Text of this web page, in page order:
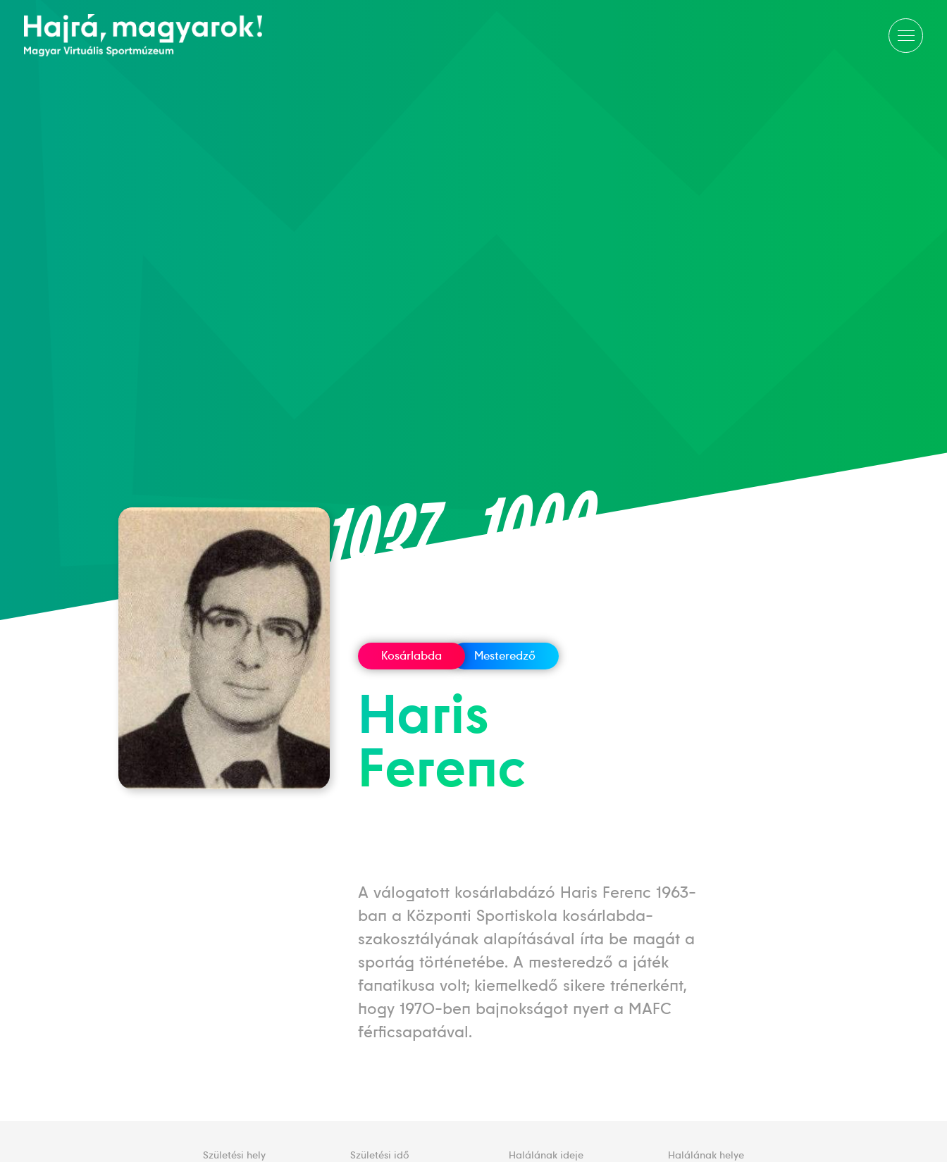
1937—1996
Kosárlabda Mesteredző
Haris
Ferenc
A válogatott kosárlabdázó Haris Ferenc 1963-
ban a Központi Sportiskola kosárlabda-
szakosztályának alapításával írta be magát a
sportág történetébe. A mesteredző a játék
fanatikusa volt; kiemelkedő sikere trénerként,
hogy 1970-ben bajnokságot nyert a MAFC
férficsapatával.
Születési hely Születési idő Halálának ideje Halálának helye